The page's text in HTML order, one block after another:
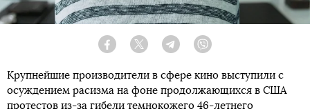
Facebook Twitter Telegram
Крупнейшие производители в сфере кино выступили с
осуждением расизма на фоне продолжающихся в США
протестов из-за гибели темнокожего 46-летнего